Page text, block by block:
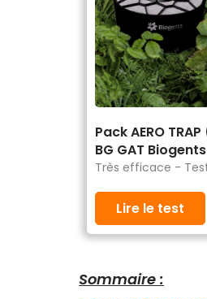
Pack AERO
BG GAT Biogents
Très efficace -
Lire le test
Sommaire :